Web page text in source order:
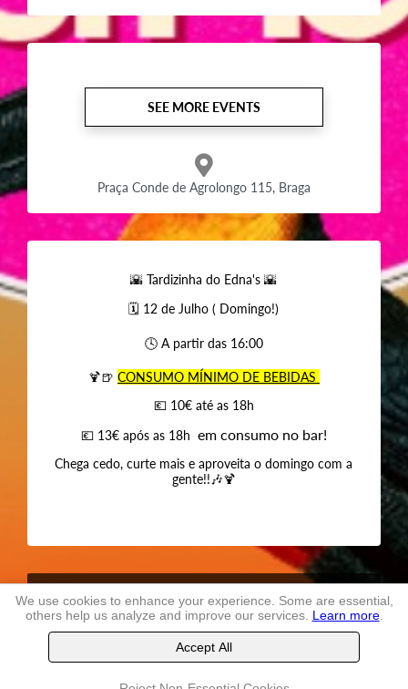
SEE MORE EVENTS
Praça Conde de Agrolongo 115, Braga
🌇 Tardizinha do Edna's 🌇
🗓 12 de Julho ( Domingo!)
🕓 A partir das 16:00
🍹🍺 CONSUMO MÍNIMO DE BEBIDAS
💶 10€ até as 18h
💶 13€ após as 18h em consumo no bar!
Chega cedo, curte mais e aproveita o domingo com a
gente!!🎶🍹
Terms and conditionsof use
TheLastSeat, Ltd. -2026
We use cookies to enhance your experience. Some are essential,
others help us analyze and improve our services. Learn more.
Accept All